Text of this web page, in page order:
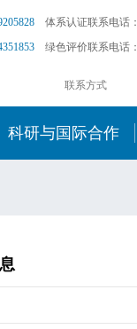
体系认证联系电话：
绿色评价联系电话：
联系方式
科研与国际合作